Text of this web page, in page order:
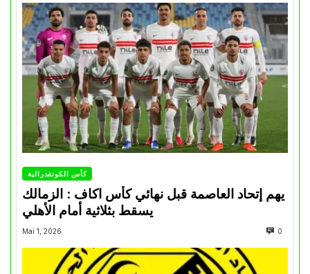
كأس الكونفدرالية
يهم إتحاد العاصمة قبل نهائي كأس اكاف : الزمالك
Mai 1, 2026 0